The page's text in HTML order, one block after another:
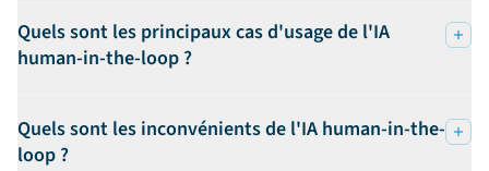
Quels sont les principaux cas d'usage de l'IA
human-in-the-loop ?
Quels sont les inconvénients de l'IA human-in-the-
loop ?